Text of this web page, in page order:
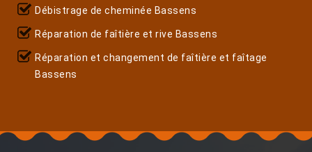
Débistrage de cheminée Bassens
Réparation de faîtière et rive Bassens
Réparation et changement de faîtière et faîtage
Bassens